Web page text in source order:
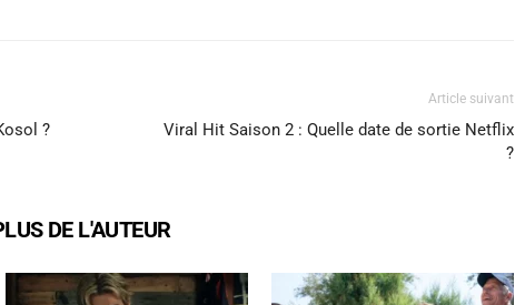
?
Article suivant
Viral Hit Saison 2 : Quelle date de sortie Netflix
?
DE L'AUTEUR